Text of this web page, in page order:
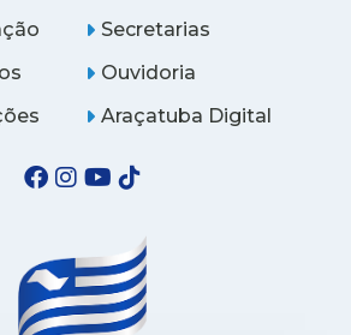
Secretarias
Ouvidoria
Araçatuba Digital